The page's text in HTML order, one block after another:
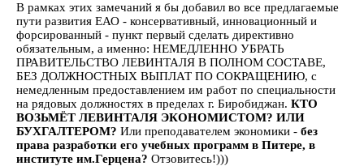
В рамках этих замечаний я бы добавил во все предлагаемые
пути развития ЕАО - консервативный, инновационный и
форсированный - пункт первый сделать директивно
обязательным, а именно: НЕМЕДЛЕННО УБРАТЬ
ПРАВИТЕЛЬСТВО ЛЕВИНТАЛЯ В ПОЛНОМ СОСТАВЕ,
БЕЗ ДОЛЖНОСТНЫХ ВЫПЛАТ ПО СОКРАЩЕНИЮ, с
немедленным предоставлением им работ по специальности
на рядовых должностях в пределах г. Биробиджан. КТО
ВОЗЬМЁТ ЛЕВИНТАЛЯ ЭКОНОМИСТОМ? ИЛИ
БУХГАЛТЕРОМ? Или преподавателем экономики - без
права разработки его учебных программ в Питере, в
институте им.Герцена? Отзовитесь!)))